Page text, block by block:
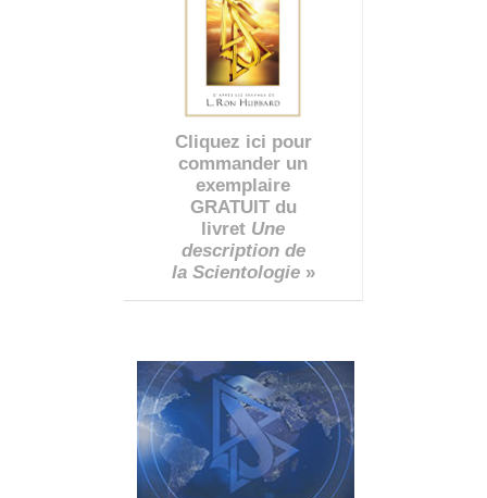
Cliquez ici pour
commander un
exemplaire
GRATUIT du
livret Une
description de
la Scientologie»